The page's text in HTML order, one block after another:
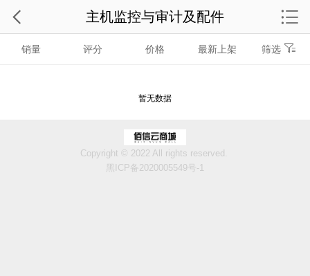
销量 评分 价格 最新上架 筛选
暂无数据
主机监控与审计及配件
Copyright © 2022 All rights reserved.
黑ICP备2020005549号-1